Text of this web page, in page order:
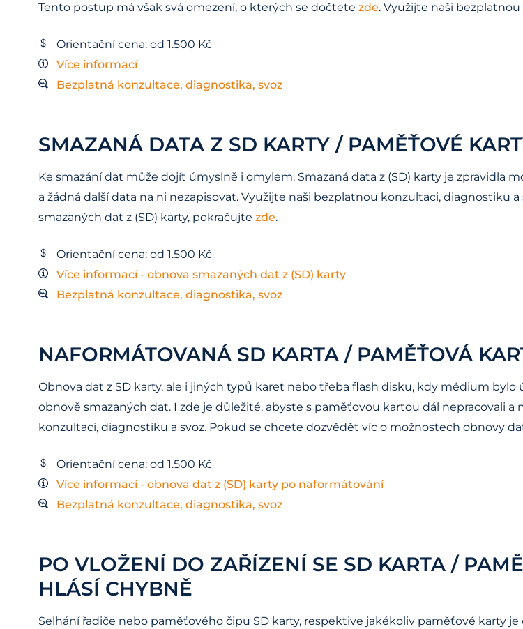
Tento postup má však svá omezení, o kterých se dočtete zde. Využijte naši
Orientační cena: od 1.500 Kč
Více informací
Bezplatná konzultace, diagnostika, svoz
SMAZANÁ DATA Z SD KARTY / PAMĚŤOVÉ
Ke smazání dat může dojít úmyslně i omylem. Smazaná data z (SD) karty je zpravidla
a žádná další data na ni nezapisovat. Využijte naši bezplatnou konzultaci, diagnostiku
smazaných dat z (SD) karty, pokračujte zde.
Orientační cena: od 1.500 Kč
Více informací - obnova smazaných dat z (SD) karty
Bezplatná konzultace, diagnostika, svoz
NAFORMÁTOVANÁ SD KARTA / PAMĚŤOVÁ
Obnova dat z SD karty, ale i jiných typů karet nebo třeba flash disku, kdy médium
obnově smazaných dat. I zde je důležité, abyste s paměťovou kartou dál nepracovali a
konzultaci, diagnostiku a svoz. Pokud se chcete dozvědět víc o možnostech obnovy
Orientační cena: od 1.500 Kč
Více informací - obnova dat z (SD) karty po naformátování
Bezplatná konzultace, diagnostika, svoz
PO VLOŽENÍ DO ZAŘÍZENÍ SE SD KARTA /
HLÁSÍ CHYBNĚ
Selhání řadiče nebo paměťového čipu SD karty, respektive jakékoliv paměťové karty